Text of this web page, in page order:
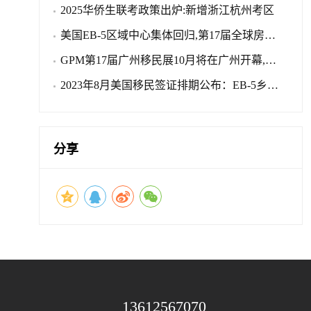
三小的太平洋岛国
2025华侨生联考政策出炉:新增浙江杭州考区
美国EB-5区域中心集体回归,第17届全球房产
与移民展览会10月开幕
GPM第17届广州移民展10月将在广州开幕,行
业盛会不容错过
2023年8月美国移民签证排期公布：EB-5乡村
分享
13612567070